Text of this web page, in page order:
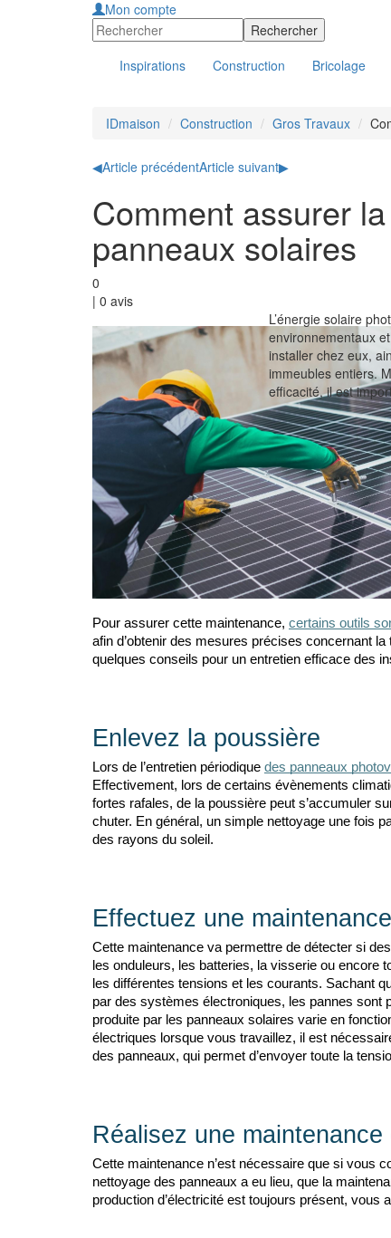
Mon compte
Inspirations Construction Bricolage
IDmaison Construction Gros Travaux
◀Article précédentArticle suivant▶
Comment assurer
panneaux solaires
0
| 0 avis
L’énergie solaire
environnementaux
installer chez eux,
immeubles entiers.
efficacité, il est
Pour assurer cette maintenance, certains outils
afin d’obtenir des mesures précises concernant
quelques conseils pour un entretien efficace des
Enlevez la poussière
Lors de l’entretien périodique des panneaux
Effectivement, lors de certains évènements
fortes rafales, de la poussière peut s’accumuler
chuter. En général, un simple nettoyage une fois
des rayons du soleil.
Effectuez une
Cette maintenance va permettre de détecter si
les onduleurs, les batteries, la visserie ou encore
les différentes tensions et les courants. Sachant
par des systèmes électroniques, les pannes sont
produite par les panneaux solaires varie en
électriques lorsque vous travaillez, il est
des panneaux, qui permet d’envoyer toute la
Réalisez une maintenance
Cette maintenance n’est nécessaire que si vous
nettoyage des panneaux a eu lieu, que la
production d’électricité est toujours présent, vous